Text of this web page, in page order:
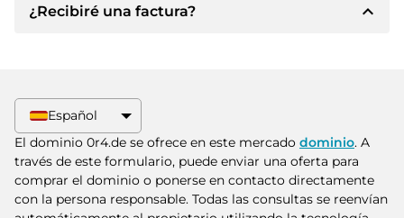
Tras llegar a un acuerdo, el propietario le
Paypal u otros métodos de pago.
Indique siempre el nombre de dominio y el
número de factura al realizar la transferencia.
¿Recibiré una factura? expand_less
superiores, también recibirá un contrato de
compra adicional si lo solicita.
Español
El dominio 0r4.de se ofrece en este mercado dominio. A
través de este formulario, puede enviar una oferta para
comprar el dominio o ponerse en contacto directamente
con la persona responsable. Todas las consultas se reenvían